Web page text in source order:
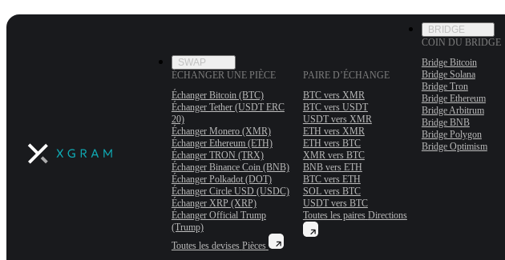
SWAP
ÉCHANGER UNE PIÈCE
Échanger Bitcoin (BTC)
Échanger Tether (USDT ERС
20)
Échanger Monero (XMR)
Échanger Ethereum (ETH)
Échanger TRON (TRX)
Échanger Binance Coin (BNB)
Échanger Polkadot (DOT)
Échanger Circle USD (USDC)
Échanger XRP (XRP)
Échanger Official Trump
(Trump)
Toutes les devises Pièces
PAIRE D’ÉCHANGE
BTC vers XMR
BTC vers USDT
USDT vers XMR
ETH vers XMR
ETH vers BTC
XMR vers BTC
BNB vers ETH
BTC vers ETH
SOL vers BTC
USDT vers BTC
Toutes les paires Directions
BRIDGE
COIN DU BRIDGE
Bridge Bitcoin
Bridge Solana
Bridge Tron
Bridge Ethereum
Bridge Arbitrum
Bridge BNB
Bridge Polygon
Bridge Optimism